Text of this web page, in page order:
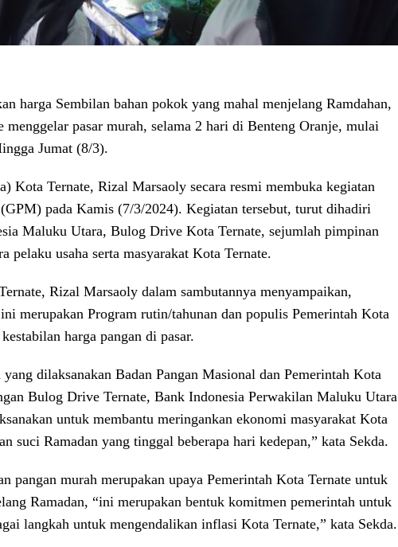
harga Sembilan bahan pokok yang mahal menjelang Ramdahan,
menggelar pasar murah, selama 2 hari di Benteng Oranje, mulai
Jumat (8/3).
Kota Ternate, Rizal Marsaoly secara resmi membuka kegiatan
pada Kamis (7/3/2024). Kegiatan tersebut, turut dihadiri
Maluku Utara, Bulog Drive Kota Ternate, sejumlah pimpinan
pelaku usaha serta masyarakat Kota Ternate.
Rizal Marsaoly dalam sambutannya menyampaikan,
merupakan Program rutin/tahunan dan populis Pemerintah Kota
harga pangan di pasar.
yang dilaksanakan Badan Pangan Masional dan Pemerintah Kota
Bulog Drive Ternate, Bank Indonesia Perwakilan Maluku Utara
untuk membantu meringankan ekonomi masyarakat Kota
suci Ramadan yang tinggal beberapa hari kedepan,” kata Sekda.
pangan murah merupakan upaya Pemerintah Kota Ternate untuk
Ramadan, “ini merupakan bentuk komitmen pemerintah untuk
langkah untuk mengendalikan inflasi Kota Ternate,” kata Sekda.